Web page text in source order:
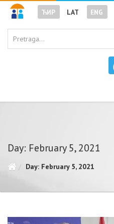
ЋИР LAT ENG
Day: February 5, 2021
Day: February 5, 2021